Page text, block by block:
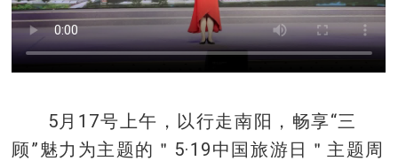
5月17号上午，以行走南阳，畅享“三
顾”魅力为主题的＂5·19中国旅游日＂主题周